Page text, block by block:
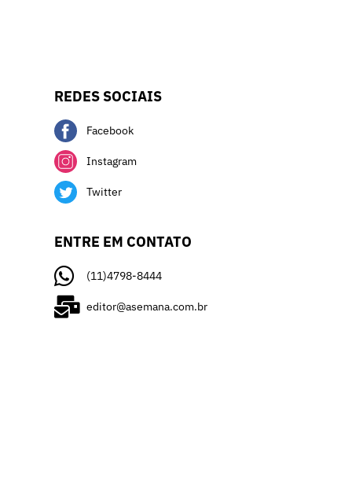
REDES SOCIAIS
Facebook
Instagram
Twitter
ENTRE EM CONTATO
(11)4798-8444
editor@asemana.com.br